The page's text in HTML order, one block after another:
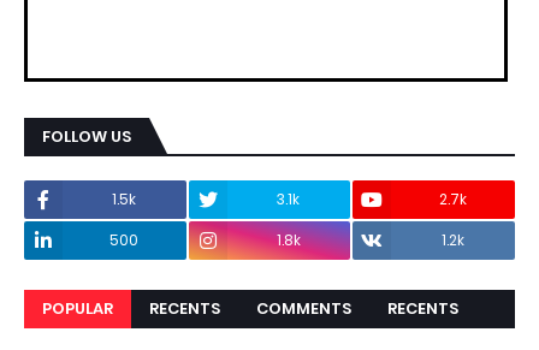
FOLLOW US
1.5k 3.1k
2.7k
500
1.8k 1.2k
POPULAR RECENTS COMMENTS RECENTS